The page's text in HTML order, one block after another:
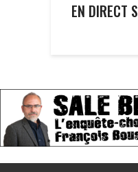
EN DIRECT